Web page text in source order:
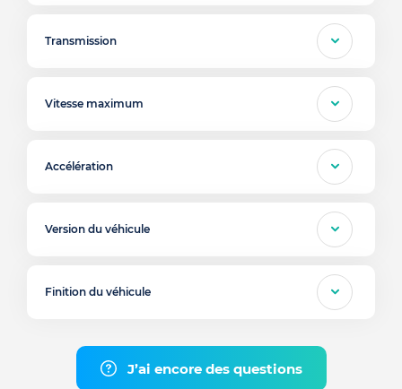
Transmission
Vitesse maximum
Accélération
Version du véhicule
Finition du véhicule
J’ai encore des questions